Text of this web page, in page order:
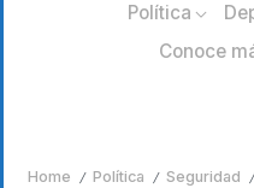
Política
Conoce
Home / Política / Seguridad /